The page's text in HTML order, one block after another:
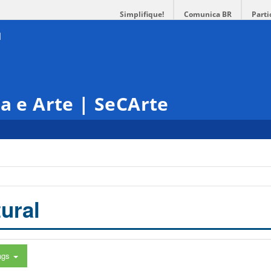
Simplifique! Comunica BR
e Arte | SeCArte